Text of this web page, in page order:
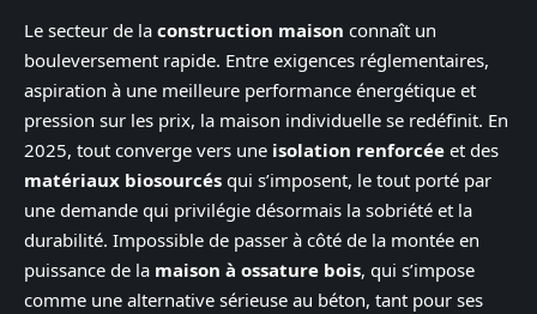
Le secteur de la construction maison connaît un
bouleversement rapide. Entre exigences réglementaires,
aspiration à une meilleure performance énergétique et
pression sur les prix, la maison individuelle se redéfinit. En
2025, tout converge vers une isolation renforcée et des
matériaux biosourcés qui s’imposent, le tout porté par
une demande qui privilégie désormais la sobriété et la
durabilité. Impossible de passer à côté de la montée en
puissance de la maison à ossature bois, qui s’impose
comme une alternative sérieuse au béton, tant pour ses